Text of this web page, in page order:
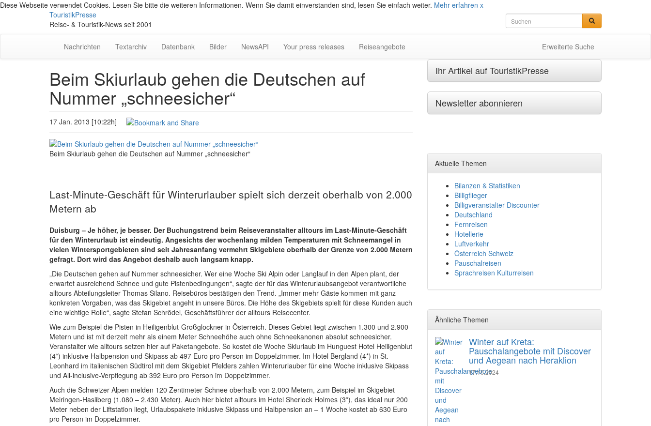
Diese Webseite verwendet Cookies. Lesen Sie bitte die weiteren Informationen. Wenn Sie damit einverstanden sind, lesen Sie einfach weiter. Mehr erfahren x
TouristikPresse
Reise- & Touristik-News seit 2001
Nachrichten Textarchiv Datenbank Bilder NewsAPI Your press releases Reiseangebote Erweiterte Suche
Beim Skiurlaub gehen die Deutschen auf
Nummer „schneesicher“
17 Jan. 2013 [10:22h]
Beim Skiurlaub gehen die Deutschen auf Nummer „schneesicher“
Last-Minute-Geschäft für Winterurlauber spielt sich derzeit oberhalb von 2.000
Metern ab
Duisburg – Je höher, je besser. Der Buchungstrend beim Reiseveranstalter alltours im Last-Minute-Geschäft
für den Winterurlaub ist eindeutig. Angesichts der wochenlang milden Temperaturen mit Schneemangel in
vielen Wintersportgebieten sind seit Jahresanfang vermehrt Skigebiete oberhalb der Grenze von 2.000 Metern
gefragt. Dort wird das Angebot deshalb auch langsam knapp.
„Die Deutschen gehen auf Nummer schneesicher. Wer eine Woche Ski Alpin oder Langlauf in den Alpen plant, der
erwartet ausreichend Schnee und gute Pistenbedingungen“, sagte der für das Winterurlaubsangebot verantwortliche
alltours Abteilungsleiter Thomas Silano. Reisebüros bestätigen den Trend. „Immer mehr Gäste kommen mit ganz
konkreten Vorgaben, was das Skigebiet angeht in unsere Büros. Die Höhe des Skigebiets spielt für diese Kunden auch
eine wichtige Rolle“, sagte Stefan Schrödel, Geschäftsführer der alltours Reisecenter.
Wie zum Beispiel die Pisten in Heiligenblut-Großglockner in Österreich. Dieses Gebiet liegt zwischen 1.300 und 2.900
Metern und ist mit derzeit mehr als einem Meter Schneehöhe auch ohne Schneekanonen absolut schneesicher.
Veranstalter wie alltours setzen hier auf Paketangebote. So kostet die Woche Skiurlaub im Hunguest Hotel Heiligenblut
(4*) inklusive Halbpension und Skipass ab 497 Euro pro Person im Doppelzimmer. Im Hotel Bergland (4*) in St.
Leonhard im italienischen Südtirol mit dem Skigebiet Pfelders zahlen Winterurlauber für eine Woche inklusive Skipass
und All-inclusive-Verpflegung ab 392 Euro pro Person im Doppelzimmer.
Auch die Schweizer Alpen melden 120 Zentimeter Schnee oberhalb von 2.000 Metern, zum Beispiel im Skigebiet
Meiringen-Hasliberg (1.080 – 2.430 Meter). Auch hier bietet alltours im Hotel Sherlock Holmes (3*), das ideal nur 200
Meter neben der Liftstation liegt, Urlaubspakete inklusive Skipass und Halbpension an – 1 Woche kostet ab 630 Euro
pro Person im Doppelzimmer.
Ihr Artikel auf TouristikPresse
Newsletter abonnieren
Aktuelle Themen
Bilanzen & Statistiken
Billigflieger
Billigveranstalter Discounter
Deutschland
Fernreisen
Hotellerie
Luftverkehr
Österreich Schweiz
Pauschalreisen
Sprachreisen Kulturreisen
Ähnliche Themen
Winter auf Kreta:
Pauschalangebote mit Discover
und Aegean nach Heraklion
17.10.2024